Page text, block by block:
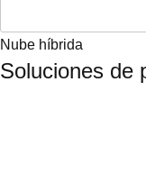
Nube híbrida
Soluciones de